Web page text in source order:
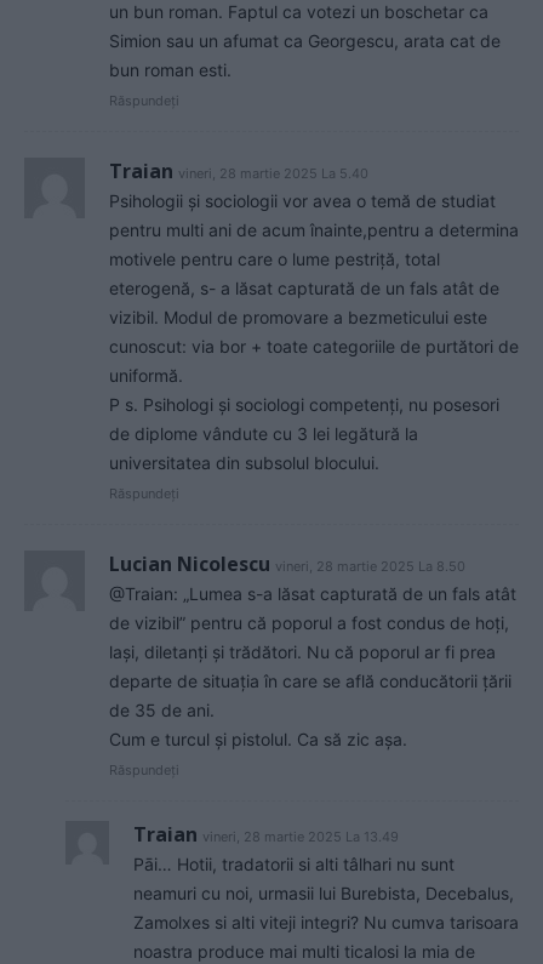
un bun roman. Faptul ca votezi un boschetar ca
Simion sau un afumat ca Georgescu, arata cat de
bun roman esti.
Răspundeți
Traian vineri, 28 martie 2025 La 5.40
Psihologii și sociologii vor avea o temă de studiat
pentru multi ani de acum înainte,pentru a determina
motivele pentru care o lume pestriță, total
eterogenă, s- a lăsat capturată de un fals atât de
vizibil. Modul de promovare a bezmeticului este
cunoscut: via bor + toate categoriile de purtători de
uniformă.
P s. Psihologi și sociologi competenți, nu posesori
de diplome vândute cu 3 lei legătură la
universitatea din subsolul blocului.
Răspundeți
Lucian Nicolescu vineri, 28 martie 2025 La 8.50
@Traian: „Lumea s-a lăsat capturată de un fals atât
de vizibil” pentru că poporul a fost condus de hoți,
lași, diletanți și trădători. Nu că poporul ar fi prea
departe de situația în care se află conducătorii țării
de 35 de ani.
Cum e turcul și pistolul. Ca să zic așa.
Răspundeți
Traian vineri, 28 martie 2025 La 13.49
Pāi… Hotii, tradatorii si alti tâlhari nu sunt
neamuri cu noi, urmasii lui Burebista, Decebalus,
Zamolxes si alti viteji integri? Nu cumva tarisoara
noastra produce mai multi ticalosi la mia de